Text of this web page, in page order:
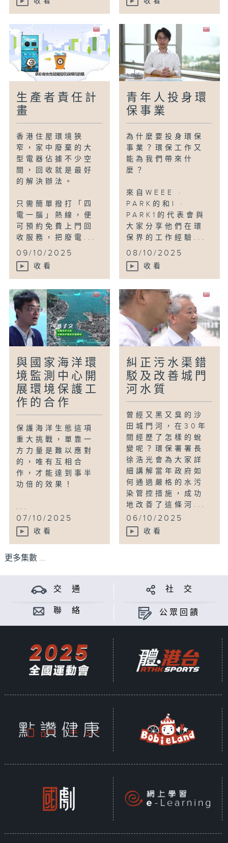
生產者責任計
畫
香港住屋環境狹
窄，家中廢棄的大
型電器佔據不少空
間，回收就是最好
的解決辦法。
只需簡單撥打「四
電一腦」熱線，便
可預約免費上門回
收服務，把廢電...
09/10/2025
收看
青年人投身環
保事業
為什麼要投身環保
事業？環保工作又
能為我們帶來什
麼？
來自WEEE ·
PARK的和I ·
PARK1的代表會與
大家分享他們在環
保界的工作經驗...
08/10/2025
收看
與國家海洋環
境監測中心開
展環境保護工
作的合作
保護海洋生態這項
重大挑戰，單靠一
方力量是難以應對
的，唯有互相合
作，才能達到事半
功倍的效果！
...
07/10/2025
收看
糾正污水渠錯
駁及改善城門
河水質
曾經又黑又臭的沙
田城門河，在30年
間經歷了怎樣的蛻
變呢？環保署署長
徐浩光會為大家詳
細講解當年政府如
何通過嚴格的水污
染管控措施，成功
地改善了這條河...
06/10/2025
收看
更多集數 ...
交 通 社 交
聯 絡 公眾回饋